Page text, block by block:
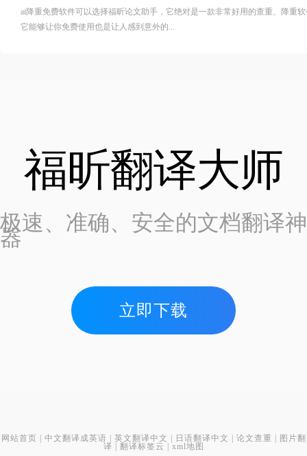
ai降重免费软件可以选择福昕论文助手，它绝对是一款非常好用的查重、降重
它能够让你免费使用也是让人感到意外的...
福昕翻译大师
极速、准确、安全的文档翻译神
器
立即下载
网站首页 中文翻译成英语 英文翻译中文 日语翻译中文 论文查重
图片翻
译
翻译标签云
xml地图